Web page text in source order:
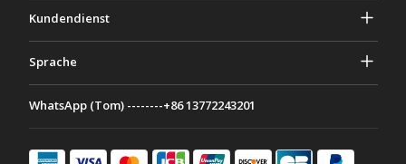
Geschäftsbedingungen
Kontaktiere uns
Kundendienst
Zahlungsmethoden
Sprache
Français
WhatsApp (Tom) --------+86 13772243201